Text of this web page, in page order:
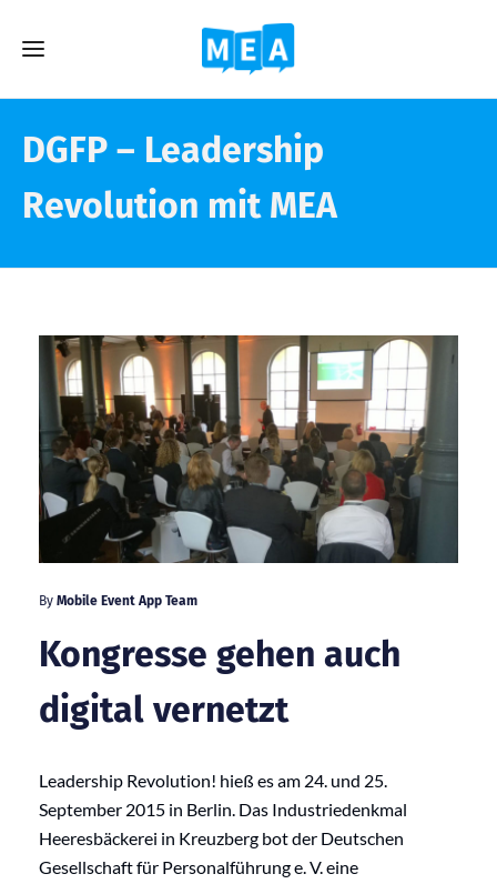
DGFP – Leadership
Revolution mit MEA
By Mobile Event App Team
Kongresse gehen auch
digital vernetzt
Leadership Revolution! hieß es am 24. und 25.
September 2015 in Berlin. Das Industriedenkmal
Heeresbäckerei in Kreuzberg bot der Deutschen
Gesellschaft für Personalführung e. V. eine